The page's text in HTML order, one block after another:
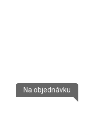
Na objednávku